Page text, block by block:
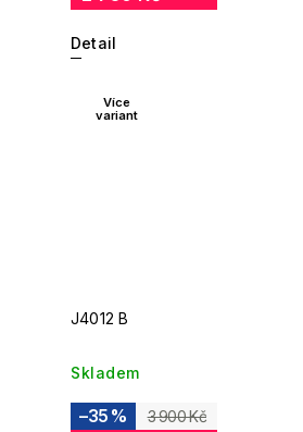
Detail
Více
variant
J4012 B
Skladem
3 900 Kč
–35 %